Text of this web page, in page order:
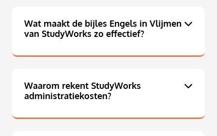
Wat maakt de bijles Engels in Vlijmen
van StudyWorks zo effectief?
Waarom rekent StudyWorks
administratiekosten?